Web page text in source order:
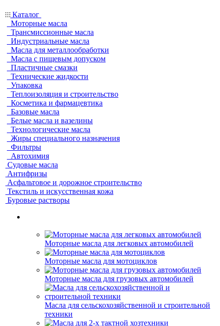
Каталог
Моторные масла
Трансмиссионные масла
Индустриальные масла
Масла для металлообработки
Масла с пищевым допуском
Пластичные смазки
Технические жидкости
Упаковка
Теплоизоляция и строительство
Косметика и фармацевтика
Базовые масла
Белые масла и вазелины
Технологические масла
Жиры специального назначения
Фильтры
Автохимия
Судовые масла
Антифризы
Асфальтовое и дорожное строительство
Текстиль и искусственная кожа
Буровые растворы
Моторные масла для легковых автомобилей
Моторные масла для мотоциклов
Моторные масла для грузовых автомобилей
Масла для сельскохозяйственной и строительной
техники